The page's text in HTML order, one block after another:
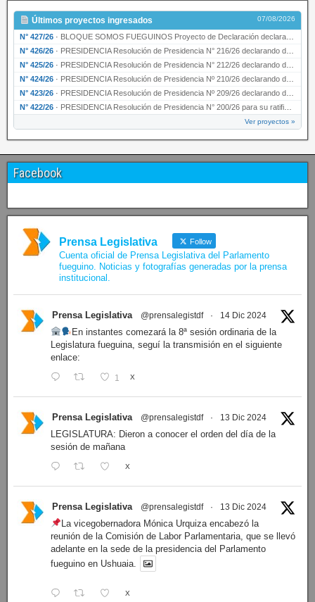
Últimos proyectos ingresados 07/08/2026
N° 427/26 · BLOQUE SOMOS FUEGUINOS Proyecto de Declaración declarando de interés provincial PRESIDENCI…
N° 426/26 · PRESIDENCIA Resolución de Presidencia N° 216/26 declarando de interés provincial la labor …
N° 425/26 · PRESIDENCIA Resolución de Presidencia N° 212/26 declarando de interés provincial el “50° A…
N° 424/26 · PRESIDENCIA Resolución de Presidencia Nº 210/26 declarando de interés provincial el proyec…
N° 423/26 · PRESIDENCIA Resolución de Presidencia Nº 209/26 declarando de interés provincial la presen…
N° 422/26 · PRESIDENCIA Resolución de Presidencia N° 200/26 para su ratificación.
Ver proyectos »
Facebook
Prensa Legislativa Follow
Cuenta oficial de Prensa Legislativa del Parlamento
fueguino. Noticias y fotografías generadas por la prensa
institucional.
Prensa Legislativa @prensalegistdf · 14 Dic 2024
En instantes comezará la 8ª sesión ordinaria de la
Legislatura fueguina, seguí la transmisión en el siguiente
enlace:
1 X
Prensa Legislativa @prensalegistdf · 13 Dic 2024
LEGISLATURA: Dieron a conocer el orden del día de la
sesión de mañana
X
Prensa Legislativa @prensalegistdf · 13 Dic 2024
La vicegobernadora Mónica Urquiza encabezó la
reunión de la Comisión de Labor Parlamentaria, que se llevó
adelante en la sede de la presidencia del Parlamento
fueguino en Ushuaia.
X